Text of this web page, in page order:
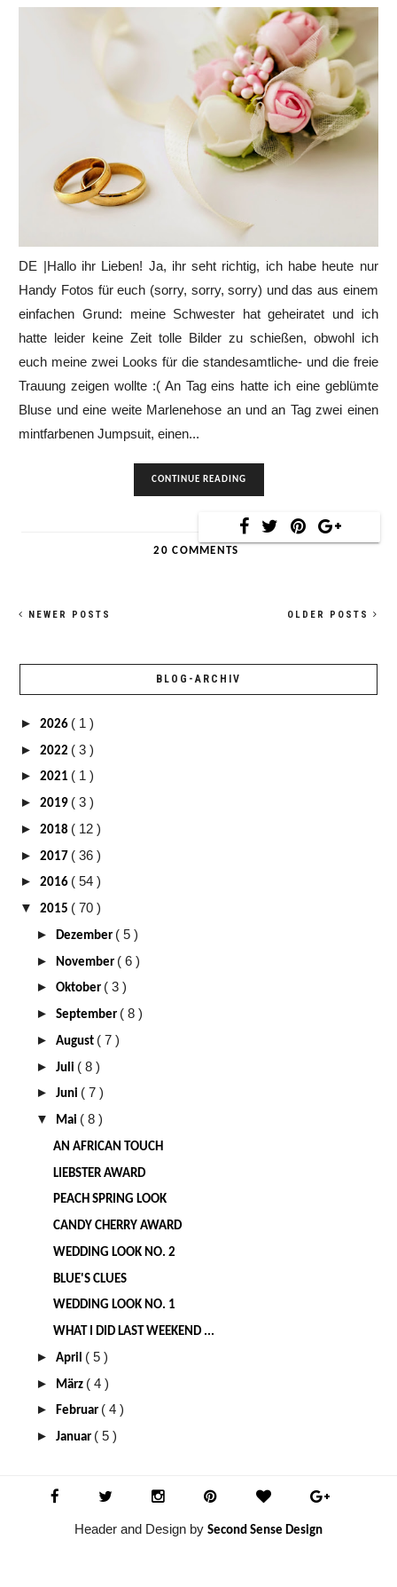
DE |Hallo ihr Lieben! Ja, ihr seht richtig, ich habe heute nur
Handy Fotos für euch (sorry, sorry, sorry) und das aus einem
einfachen Grund: meine Schwester hat geheiratet und ich
hatte leider keine Zeit tolle Bilder zu schießen, obwohl ich
euch meine zwei Looks für die standesamtliche- und die freie
Trauung zeigen wollte :( An Tag eins hatte ich eine geblümte
Bluse und eine weite Marlenehose an und an Tag zwei einen
mintfarbenen Jumpsuit, einen...
CONTINUE READING
20 COMMENTS
NEWER POSTS OLDER POSTS
BLOG-ARCHIV
►2026 ( 1 )
►2022 ( 3 )
►2021 ( 1 )
►2019 ( 3 )
►2018 ( 12 )
►2017 ( 36 )
►2016 ( 54 )
▼2015 ( 70 )
►Dezember ( 5 )
►November ( 6 )
►Oktober ( 3 )
►September ( 8 )
►August ( 7 )
►Juli ( 8 )
►Juni ( 7 )
▼
Mai ( 8 )
AN AFRICAN TOUCH
LIEBSTER AWARD
PEACH SPRING LOOK
CANDY CHERRY AWARD
WEDDING LOOK NO. 2
BLUE'S CLUES
WEDDING LOOK NO. 1
WHAT I DID LAST WEEKEND ...
►April ( 5 )
►
März ( 4 )
►Februar ( 4 )
►Januar ( 5 )
Header and Design by Second Sense Design